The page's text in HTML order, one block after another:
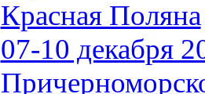
Красная Поляна
07-10 декабря